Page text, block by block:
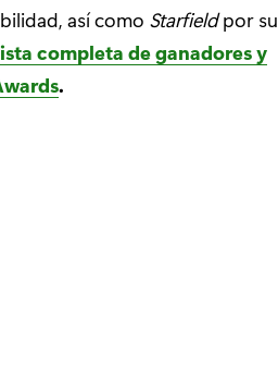
así como Starfieldpor su
completa de ganadores y
.